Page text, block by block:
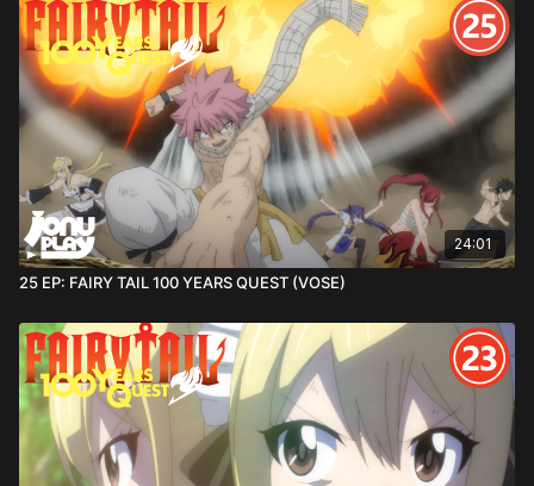
24:01
25 EP: FAIRY TAIL 100 YEARS QUEST (VOSE)